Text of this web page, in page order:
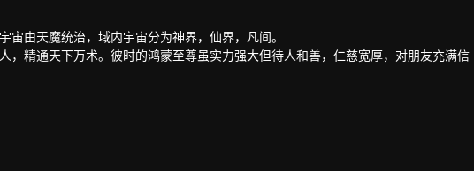
由天魔统治，域内宇宙分为神界，仙界，凡间。
，精通天下万术。彼时的鸿蒙至尊虽实力强大但待人和善，仁慈宽厚，对朋友充满信
被混沌至尊和始源至尊设计联手杀害，并诅咒其万世轮回。鸿蒙至尊亲人手下被杀，
且在他万世轮回中被世世灭门，直到最后一世转生到了谭云身上。
死刺激才能觉醒。在婚礼中，谭云撞见未婚妻与司徒家少爷偷情并被殴打，在将死之